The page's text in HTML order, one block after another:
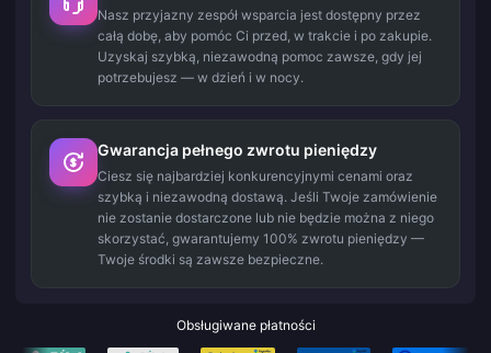
Nasz przyjazny zespół wsparcia jest dostępny przez
całą dobę, aby pomóc Ci przed, w trakcie i po zakupie.
Uzyskaj szybką, niezawodną pomoc zawsze, gdy jej
potrzebujesz — w dzień i w nocy.
Gwarancja pełnego zwrotu pieniędzy
Ciesz się najbardziej konkurencyjnymi cenami oraz
szybką i niezawodną dostawą. Jeśli Twoje zamówienie
nie zostanie dostarczone lub nie będzie można z niego
skorzystać, gwarantujemy 100% zwrotu pieniędzy —
Twoje środki są zawsze bezpieczne.
Obsługiwane płatności